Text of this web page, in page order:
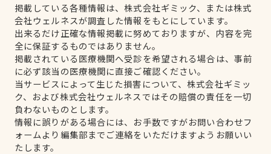
掲載している各種情報は、株式会社ギミック、または株式
会社ウェルネスが調査した情報をもとにしています。
出来るだけ正確な情報掲載に努めておりますが、内容を完
全に保証するものではありません。
掲載されている医療機関へ受診を希望される場合は、事前
に必ず該当の医療機関に直接ご確認ください。
当サービスによって生じた損害について、株式会社ギミッ
ク、および株式会社ウェルネスではその賠償の責任を一切
負わないものとします。
情報に誤りがある場合には、お手数ですがお問い合わせフ
ォームより編集部までご連絡をいただけますようお願いい
たします。